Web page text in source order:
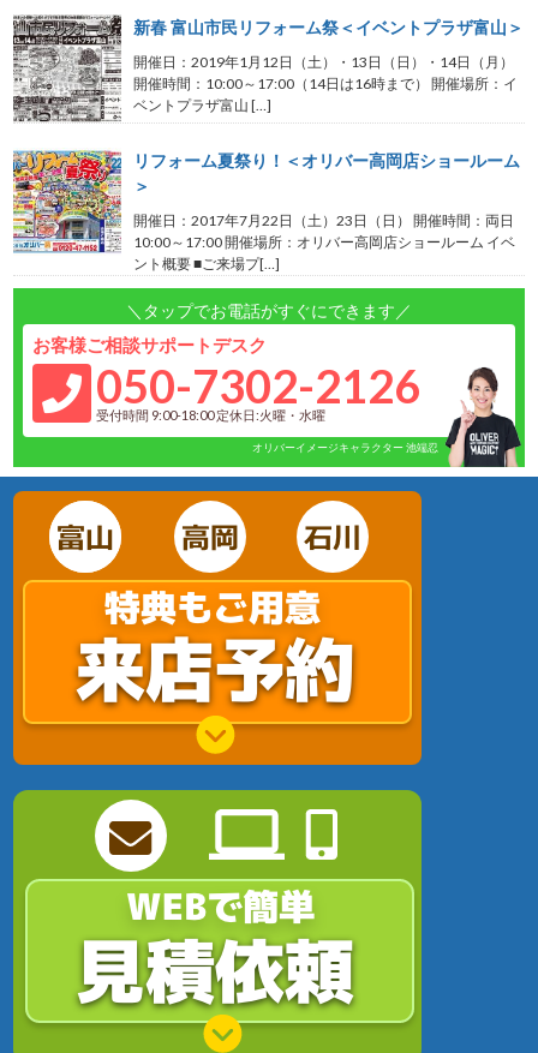
新春 富山市民リフォーム祭＜イベントプラザ富山＞
開催日：2019年1月12日（土）・13日（日）・14日（月）
開催時間：10:00～17:00（14日は16時まで） 開催場所：イ
ベントプラザ富山 […]
リフォーム夏祭り！＜オリバー高岡店ショールーム
＞
開催日：2017年7月22日（土）23日（日） 開催時間：両日
10:00～17:00 開催場所：オリバー高岡店ショールーム イベ
ント概要 ■ご来場プ[…]
＼タップでお電話がすぐにできます／
お客様ご相談サポートデスク
050-7302-2126
受付時間 9:00-18:00 定休日:火曜・水曜
オリバーイメージキャラクター 池端忍